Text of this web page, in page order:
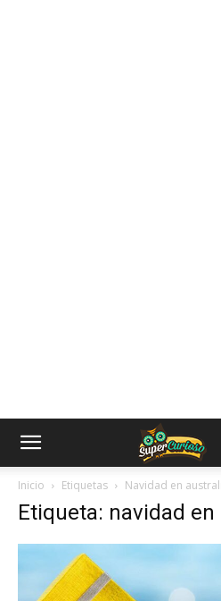
Inicio Etiquetas Navidad en
Etiqueta: navidad